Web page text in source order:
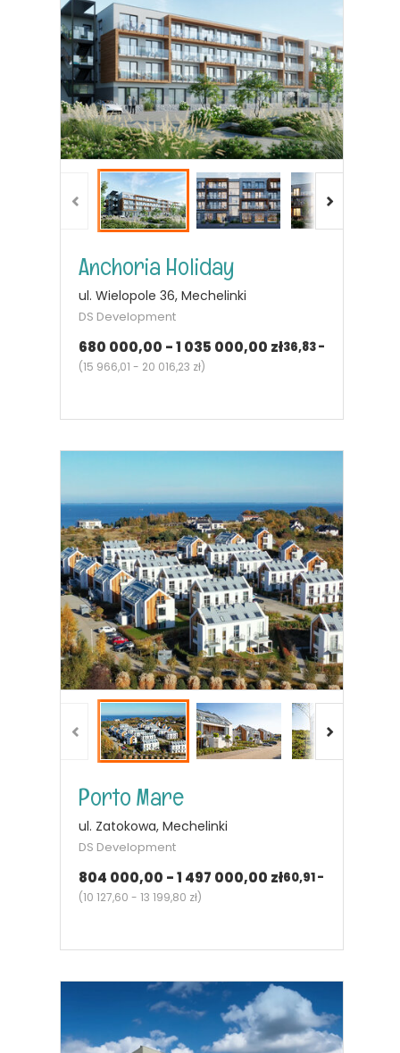
Anchoria Holiday
ul. Wielopole 36, Mechelinki
DS Development
680 000,00 - 1 035 000,00 zł
(15 966,01 - 20 016,23 zł)
36,83 - 53,09
Porto Mare
ul. Zatokowa, Mechelinki
DS Development
804 000,00 - 1 497 000,00 zł
(10 127,60 - 13 199,80 zł)
60,91 - 127,60